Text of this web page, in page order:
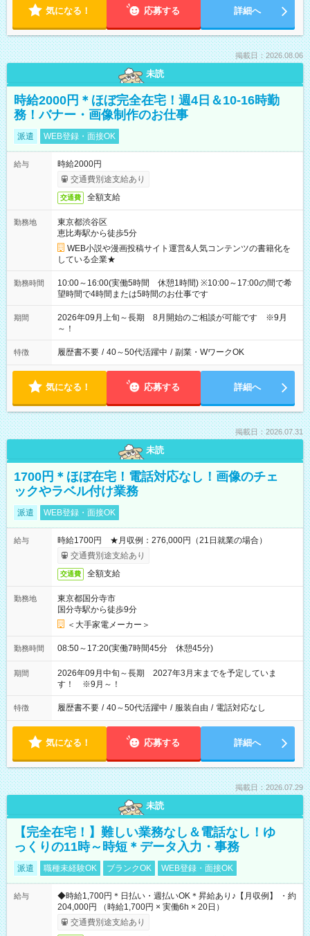
気になる！ 応募する 詳細へ
掲載日：2026.08.06
未読
時給2000円＊ほぼ完全在宅！週4日＆10-16時勤
務！バナー・画像制作のお仕事
派遣 WEB登録・面接OK
給与
時給2000円
交通費別途支給あり
交通費 全額支給
勤務地
東京都渋谷区
恵比寿駅から徒歩5分
WEB小説や漫画投稿サイト運営&人気コンテンツの書籍化を
している企業★
勤務時間
10:00～16:00(実働5時間 休憩1時間) ※10:00～17:00の間で希
望時間で4時間または5時間のお仕事です
期間
2026年09月上旬～長期 8月開始のご相談が可能です ※9月
～！
特徴 履歴書不要 / 40～50代活躍中 / 副業・WワークOK
気になる！ 応募する 詳細へ
掲載日：2026.07.31
未読
1700円＊ほぼ在宅！電話対応なし！画像のチェ
ックやラベル付け業務
派遣 WEB登録・面接OK
給与
時給1700円 ★月収例：276,000円（21日就業の場合）
交通費別途支給あり
交通費 全額支給
勤務地
東京都国分寺市
国分寺駅から徒歩9分
＜大手家電メーカー＞
勤務時間 08:50～17:20(実働7時間45分 休憩45分)
期間
2026年09月中旬～長期 2027年3月末までを予定していま
す！ ※9月～！
特徴 履歴書不要 / 40～50代活躍中 / 服装自由 / 電話対応なし
気になる！ 応募する 詳細へ
掲載日：2026.07.29
未読
【完全在宅！】難しい業務なし＆電話なし！ゆ
っくりの11時～時短＊データ入力・事務
派遣 職種未経験OK ブランクOK WEB登録・面接OK
給与
◆時給1,700円＊日払い・週払いOK＊昇給あり♪【月収例】 ・約
204,000円 （時給1,700円 × 実働6h × 20日）
交通費別途支給あり